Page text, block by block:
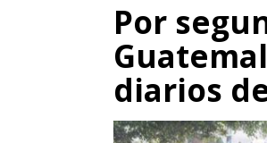
Por
diarios